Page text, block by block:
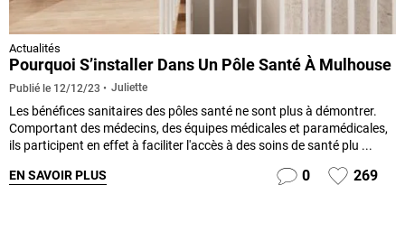
Actualités
Pourquoi S’installer Dans Un Pôle Santé À Mulhouse
Publié le 12/12/23 Juliette
Les bénéfices sanitaires des pôles santé ne sont plus à démontrer.
Comportant des médecins, des équipes médicales et paramédicales,
ils participent en effet à faciliter l'accès à des soins de santé plu ...
EN SAVOIR PLUS 0 269